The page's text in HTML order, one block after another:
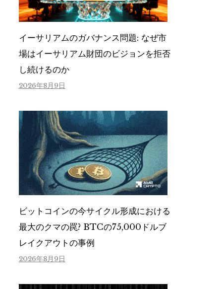
イーサリアムのガバナンス問題: なぜ市
場はイーサリアム財団のビジョンを拒否
し続けるのか
2026年8月9日
ビットコインの今サイクル形成における
最大のクマの罠? BTCの75,000ドルブ
レイクアウトの事例
2026年8月9日